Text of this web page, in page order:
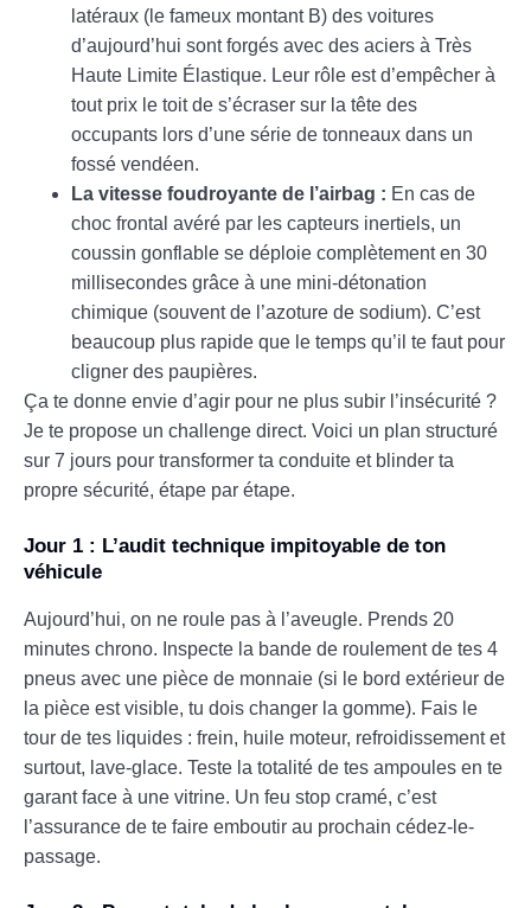
latéraux (le fameux montant B) des voitures
d’aujourd’hui sont forgés avec des aciers à Très
Haute Limite Élastique. Leur rôle est d’empêcher à
tout prix le toit de s’écraser sur la tête des
occupants lors d’une série de tonneaux dans un
fossé vendéen.
La vitesse foudroyante de l’airbag : En cas de
choc frontal avéré par les capteurs inertiels, un
coussin gonflable se déploie complètement en 30
millisecondes grâce à une mini-détonation
chimique (souvent de l’azoture de sodium). C’est
beaucoup plus rapide que le temps qu’il te faut pour
cligner des paupières.
Ça te donne envie d’agir pour ne plus subir l’insécurité ?
Je te propose un challenge direct. Voici un plan structuré
sur 7 jours pour transformer ta conduite et blinder ta
propre sécurité, étape par étape.
Jour 1 : L’audit technique impitoyable de ton
véhicule
Aujourd’hui, on ne roule pas à l’aveugle. Prends 20
minutes chrono. Inspecte la bande de roulement de tes 4
pneus avec une pièce de monnaie (si le bord extérieur de
la pièce est visible, tu dois changer la gomme). Fais le
tour de tes liquides : frein, huile moteur, refroidissement et
surtout, lave-glace. Teste la totalité de tes ampoules en te
garant face à une vitrine. Un feu stop cramé, c’est
l’assurance de te faire emboutir au prochain cédez-le-
passage.